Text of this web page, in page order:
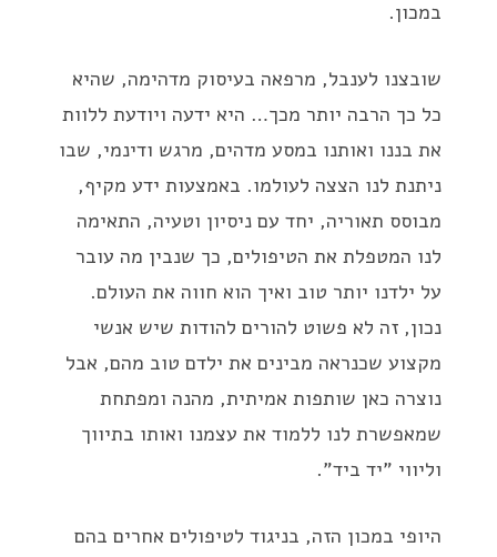
במכון.
שובצנו לענבל, מרפאה בעיסוק מדהימה, שהיא
כל כך הרבה יותר מכך… היא ידעה ויודעת ללוות
את בננו ואותנו במסע מדהים, מרגש ודינמי, שבו
ניתנת לנו הצצה לעולמו. באמצעות ידע מקיף,
מבוסס תאוריה, יחד עם ניסיון וטעיה, התאימה
לנו המטפלת את הטיפולים, כך שנבין מה עובר
על ילדנו יותר טוב ואיך הוא חווה את העולם.
נכון, זה לא פשוט להורים להודות שיש אנשי
מקצוע שכנראה מבינים את ילדם טוב מהם, אבל
נוצרה כאן שותפות אמיתית, מהנה ומפתחת
שמאפשרת לנו ללמוד את עצמנו ואותו בתיווך
וליווי "יד ביד".
היופי במכון הזה, בניגוד לטיפולים אחרים בהם